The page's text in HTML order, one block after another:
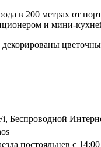
в 200 метрах от
и мини-
Беспроводной
постояльцев с